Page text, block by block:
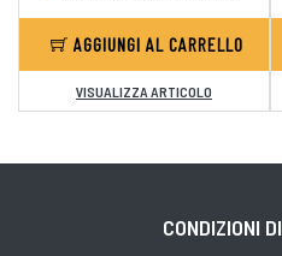
AGGIUNGI AL CARRELLO
VISUALIZZA ARTICOLO
CONDIZIONI